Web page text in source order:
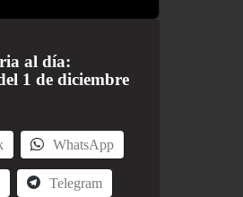
al día:
1 de diciembre
WhatsApp
Telegram